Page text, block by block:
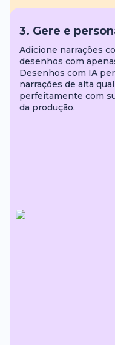
3. Gere e
Adicione narrações
desenhos com
Desenhos com IA
narrações de alta
perfeitamente com
da produção.